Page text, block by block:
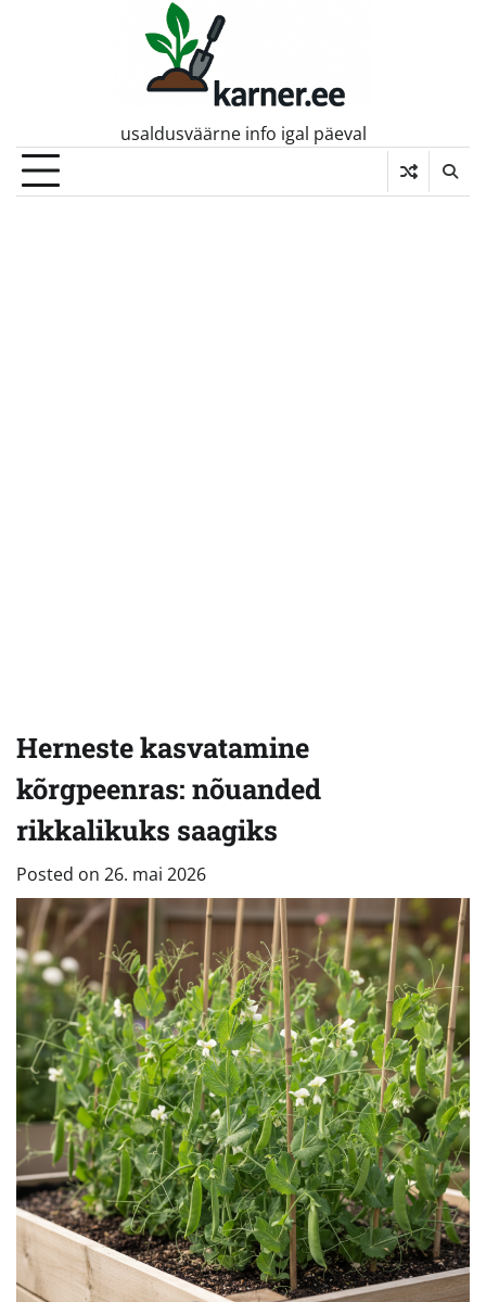
usaldusväärne info igal päeval
Herneste kasvatamine
kõrgpeenras: nõuanded
rikkalikuks saagiks
Posted on 26. mai 2026